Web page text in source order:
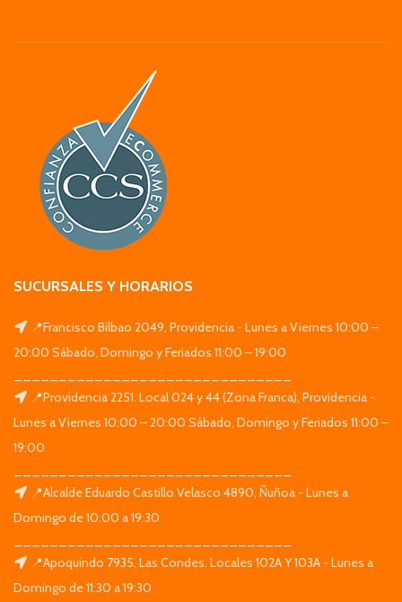
SUCURSALES Y HORARIOS
📍Francisco Bilbao 2049, Providencia - Lunes a Viernes 10:00 –
20:00 Sábado, Domingo y Feriados 11:00 – 19:00
📍Providencia 2251. Local 024 y 44 (Zona Franca), Providencia -
Lunes a Viernes 10:00 – 20:00 Sábado, Domingo y Feriados 11:00 –
19:00
📍Alcalde Eduardo Castillo Velasco 4890, Ñuñoa - Lunes a
Domingo de 10:00 a 19:30
📍Apoquindo 7935, Las Condes. Locales 102A Y 103A - Lunes a
Domingo de 11:30 a 19:30